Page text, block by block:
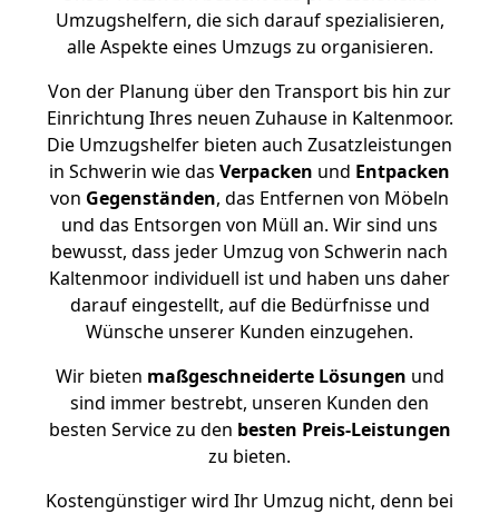
Umzugshelfern, die sich darauf spezialisieren,
alle Aspekte eines Umzugs zu organisieren.
Von der Planung über den Transport bis hin zur
Einrichtung Ihres neuen Zuhause in Kaltenmoor.
Die Umzugshelfer bieten auch Zusatzleistungen
in Schwerin wie das Verpacken und Entpacken
von Gegenständen, das Entfernen von Möbeln
und das Entsorgen von Müll an. Wir sind uns
bewusst, dass jeder Umzug von Schwerin nach
Kaltenmoor individuell ist und haben uns daher
darauf eingestellt, auf die Bedürfnisse und
Wünsche unserer Kunden einzugehen.
Wir bieten maßgeschneiderte Lösungen und
sind immer bestrebt, unseren Kunden den
besten Service zu den besten Preis-Leistungen
zu bieten.
Kostengünstiger wird Ihr Umzug nicht, denn bei